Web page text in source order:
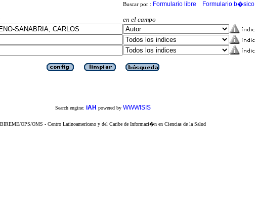
Buscar por : Formulario libre Formulario b�sico
en el campo
Search engine: iAH powered by WWWISIS
BIREME/OPS/OMS - Centro Latinoamericano y del Caribe de Informaci�n en Ciencias de la Salud